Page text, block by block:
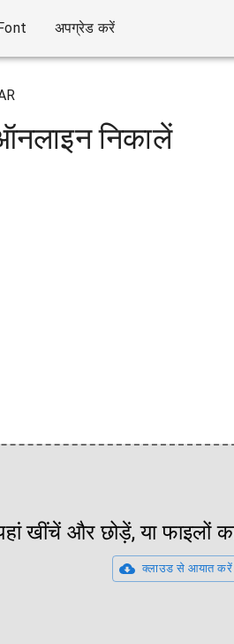
अपग्रेड करें
निकालें
खींचें और छोड़ें, या फाइलों
क्लाउड से आयात करें